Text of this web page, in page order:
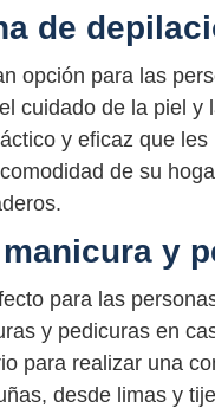
de
opción para las
cuidado de la piel y
y eficaz que les
de su
y
para las
y pedicuras en
para realizar una
desde limas y